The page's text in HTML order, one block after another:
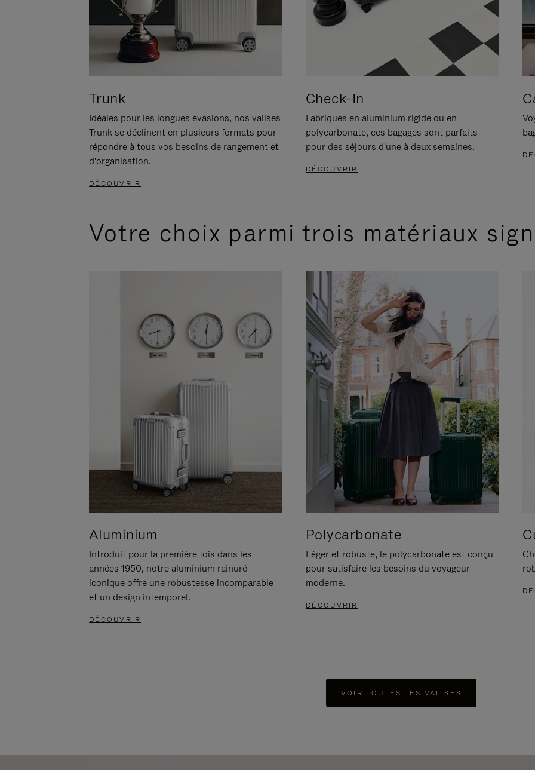
Trunk
Idéales pour les longues évasions, nos valises
Trunk se déclinent en plusieurs formats pour
répondre à tous vos besoins de rangement et
d'organisation.
DÉCOUVRIR
Check-In
Fabriqués en aluminium rigide ou en
polycarbonate, ces bagages sont parfaits
pour des séjours d'une à deux semaines.
DÉCOUVRIR
Votre choix parmi trois matériaux
Aluminium
Introduit pour la première fois dans les
années 1950, notre aluminium rainuré
iconique offre une robustesse incomparable
et un design intemporel.
DÉCOUVRIR
Polycarbonate
Léger et robuste, le polycarbonate est conçu
pour satisfaire les besoins du voyageur
moderne.
DÉCOUVRIR
VOIR TOUTES LES VALISES